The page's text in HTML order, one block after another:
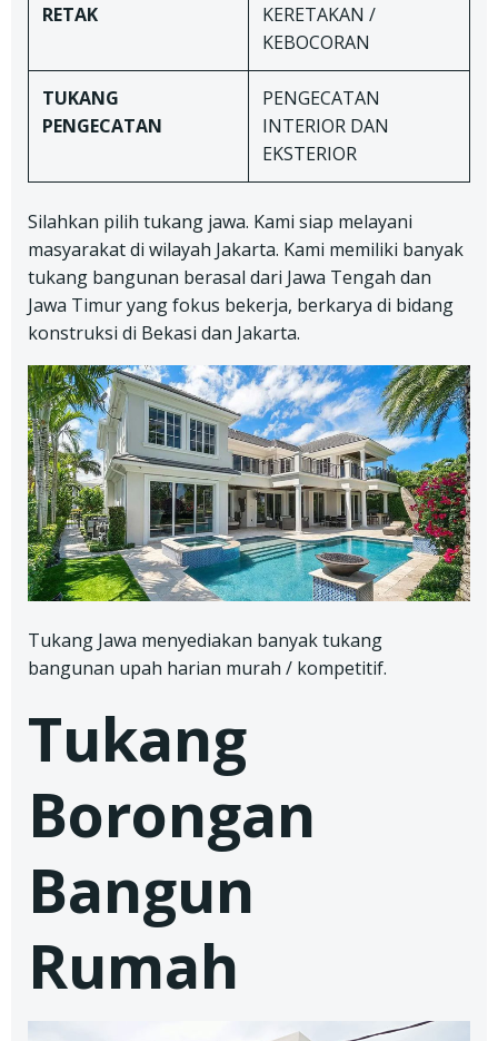
RETAK
KERETAKAN /
KEBOCORAN
TUKANG
PENGECATAN
PENGECATAN
INTERIOR DAN
EKSTERIOR
Silahkan pilih tukang jawa. Kami siap melayani
masyarakat di wilayah Jakarta. Kami memiliki banyak
tukang bangunan berasal dari Jawa Tengah dan
Jawa Timur yang fokus bekerja, berkarya di bidang
konstruksi di Bekasi dan Jakarta.
Tukang Jawa menyediakan banyak tukang
bangunan upah harian murah / kompetitif.
Tukang
Borongan
Bangun
Rumah